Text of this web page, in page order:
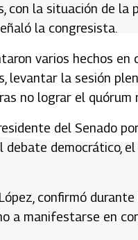
con la situación de
la congresista.
varios hechos en
levantar la sesión
no lograr el quórum
del Senado
democrático,
confirmó
a manifestarse en